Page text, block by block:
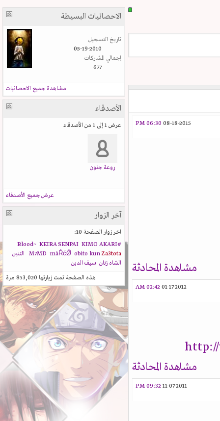
08-18-2015
06:30 PM
مشاهدة المحادثة
01-17-2012
02:42 AM
مشاهدة المحادثة
11-07-2011
09:32 PM
الاحصائيات البسيطة
تاريخ التسجيل
05-19-2010
إجمالي المشاركات
677
مشاهدة جميع الاحصائيات
الأصدقاء
عرض 1 إلى 1 من الأصدقاء
روعة جنون
عرض جميع الأصدقاء
آخر الزوار
اخر زوار الصفحة 10:
#Blood~
KEIRA SENPAI
KIMO AKARI
M7MD
màŔćǾ obito kunZa3tota
التنين
الشاه زنان
سيف الدين
هذه الصفحة تمت زيارتها853,020مرة